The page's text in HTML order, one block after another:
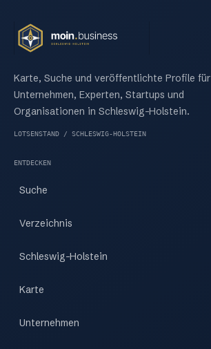
Karte, Suche und veröffentlichte Profile für
Unternehmen, Experten, Startups und
Organisationen in Schleswig-Holstein.
LOTSENSTAND / SCHLESWIG-HOLSTEIN
ENTDECKEN
Suche
Verzeichnis
Schleswig-Holstein
Karte
Unternehmen